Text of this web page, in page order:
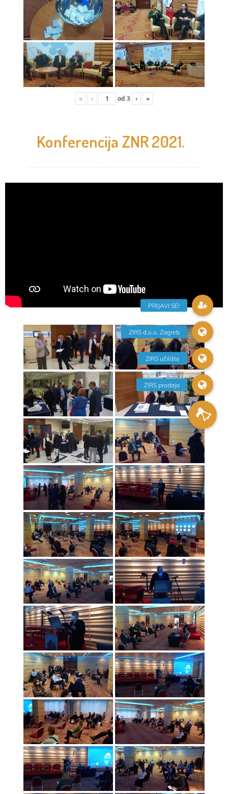
« ‹ od 3 › »
Konferencija ZNR 2021.